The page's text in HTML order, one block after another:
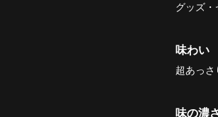
グッズ・
味わい
超あっさ
味の濃